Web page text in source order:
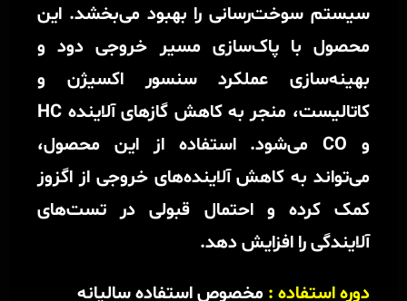
سیستم سوخت‌رسانی را بهبود می‌بخشد. این
محصول با پاک‌سازی مسیر خروجی دود و
بهینه‌سازی عملکرد سنسور اکسیژن و
کاتالیست، منجر به کاهش گازهای آلاینده HC
و CO می‌شود. استفاده از این محصول،
می‌تواند به کاهش آلاینده‌های خروجی از اگزوز
کمک کرده و احتمال قبولی در تست‌های
آلایندگی را افزایش دهد.
دوره استفاده :مخصوص استفاده سالیانه